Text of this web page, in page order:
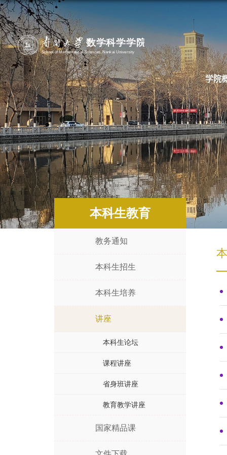
学院
本科生教育
教务通知
本科生招生
本科生培养
讲座
本科生论坛
课程讲座
省身班讲座
教育教学讲座
国家精品课